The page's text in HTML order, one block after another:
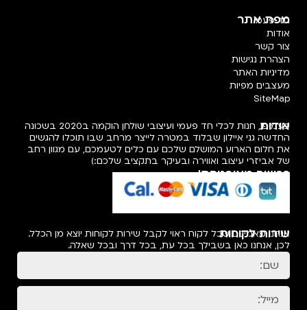
מפת אתר
חד פעמי
אודות
צור קשר
הצהרת נגישות
מדיניות האתר
מעצבים מפיות
SiteMap
אודות
פעמיפו, חנות לכלי חד פעמי ועיצובי שולחן הוקמה ב2020 בשכונה
החדשה גני איילון שבלוד במטרה לייצר מרחב שבו תוכלו להגשים
את חלום הארוע המושלם שלכם עם כלים לטעמכם, עם מגוון רחב
של אביזרי עיצוב ואווירה ובעיקר בתקציב שלכם:)
רכישה מאובטחת!
שירות לקוחות
אנחנו מאמינים שכל לקוח ראוי לקבל שירות לקוחות יוצא מן הכלל.
לכן, אנחנו כאן בשבילך בכל עת, בכל דרך ובכל שאלה.